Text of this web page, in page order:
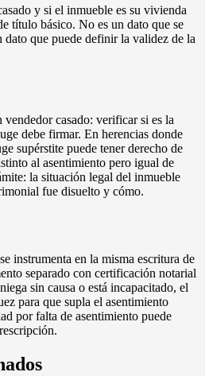
y si el inmueble es su vivienda
título básico. No es un dato que se
dato que puede definir la validez de la
casado: verificar si es la
debe firmar. En herencias donde
supérstite puede tener derecho de
al asentimiento pero igual de
la situación legal del inmueble
fue disuelto y cómo.
instrumenta en la misma escritura de
separado con certificación notarial
sin causa o está incapacitado, el
para que supla el asentimiento
por falta de asentimiento puede